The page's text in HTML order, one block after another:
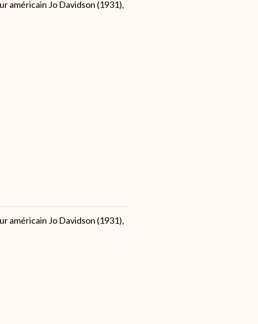
américain Jo Davidson (1931),
américain Jo Davidson (1931),